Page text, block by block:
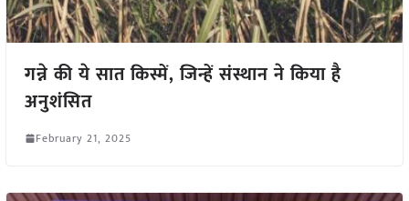
गन्ने की ये सात किस्में, जिन्हें संस्थान ने किया है
अनुशंसित
February 21, 2025